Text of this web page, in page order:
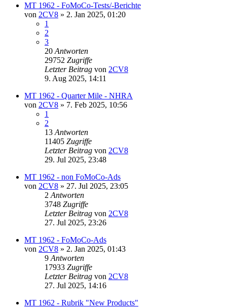
MT 1962 - FoMoCo-Tests/-Berichte
von 2CV8 » 2. Jan 2025, 01:20
1
2
3
20 Antworten
29752 Zugriffe
Letzter Beitrag von 2CV8
9. Aug 2025, 14:11
MT 1962 - Quarter Mile - NHRA
von 2CV8 » 7. Feb 2025, 10:56
1
2
13 Antworten
11405 Zugriffe
Letzter Beitrag von 2CV8
29. Jul 2025, 23:48
MT 1962 - non FoMoCo-Ads
von 2CV8 » 27. Jul 2025, 23:05
2 Antworten
3748 Zugriffe
Letzter Beitrag von 2CV8
27. Jul 2025, 23:26
MT 1962 - FoMoCo-Ads
von 2CV8 » 2. Jan 2025, 01:43
9 Antworten
17933 Zugriffe
Letzter Beitrag von 2CV8
27. Jul 2025, 14:16
MT 1962 - Rubrik "New Products"